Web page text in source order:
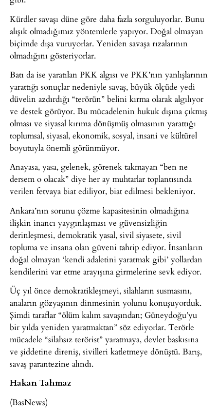
Kürdler savaşı düne göre daha fazla sorguluyorlar. Bunu
alışık olmadığımız yöntemlerle yapıyor. Doğal olmayan
biçimde dışa vuruyorlar. Yeniden savaşa rızalarının
olmadığını gösteriyorlar.
Batı da ise yaratılan PKK algısı ve PKK’nın yanlışlarının
yarattığı sonuçlar nedeniyle savaş, büyük ölçüde yedi
düvelin azdırdığı “terörün” belini kırma olarak algılıyor
ve destek görüyor. Bu mücadelenin hukuk dışına çıkmış
olması ve siyasal kırıma dönüşmüş olmasının yarattığı
toplumsal, siyasal, ekonomik, sosyal, insani ve kültürel
boyutuyla önemli görünmüyor.
Anayasa, yasa, gelenek, görenek takmayan “ben ne
dersem o olacak” diye her ay muhtarlar toplantısında
verilen fetvaya biat ediliyor, biat edilmesi bekleniyor.
Ankara’nın sorunu çözme kapasitesinin olmadığına
ilişkin inancı yaygınlaşması ve güvensizliğin
derinleşmesi, demokratik yasal, sivil siyasete, sivil
topluma ve insana olan güveni tahrip ediyor. İnsanların
doğal olmayan ‘kendi adaletini yaratmak gibi’ yollardan
kendilerini var etme arayışına girmelerine sevk ediyor.
Üç yıl önce demokratikleşmeyi, silahların susmasını,
anaların gözyaşının dinmesinin yolunu konuşuyorduk.
Şimdi taraflar “ölüm kalım savaşından; Güneydoğu’yu
bir yılda yeniden yaratmaktan” söz ediyorlar. Terörle
mücadele “silahsız terörist” yaratmaya, devlet baskısına
ve şiddetine direniş, sivilleri katletmeye dönüştü. Barış,
savaş parantezine alındı.
Hakan Tahmaz
(BasNews)